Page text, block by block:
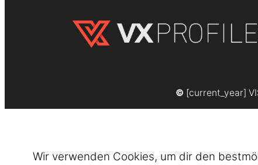
© [current_year]
Wir verwenden Cookies, um dir den